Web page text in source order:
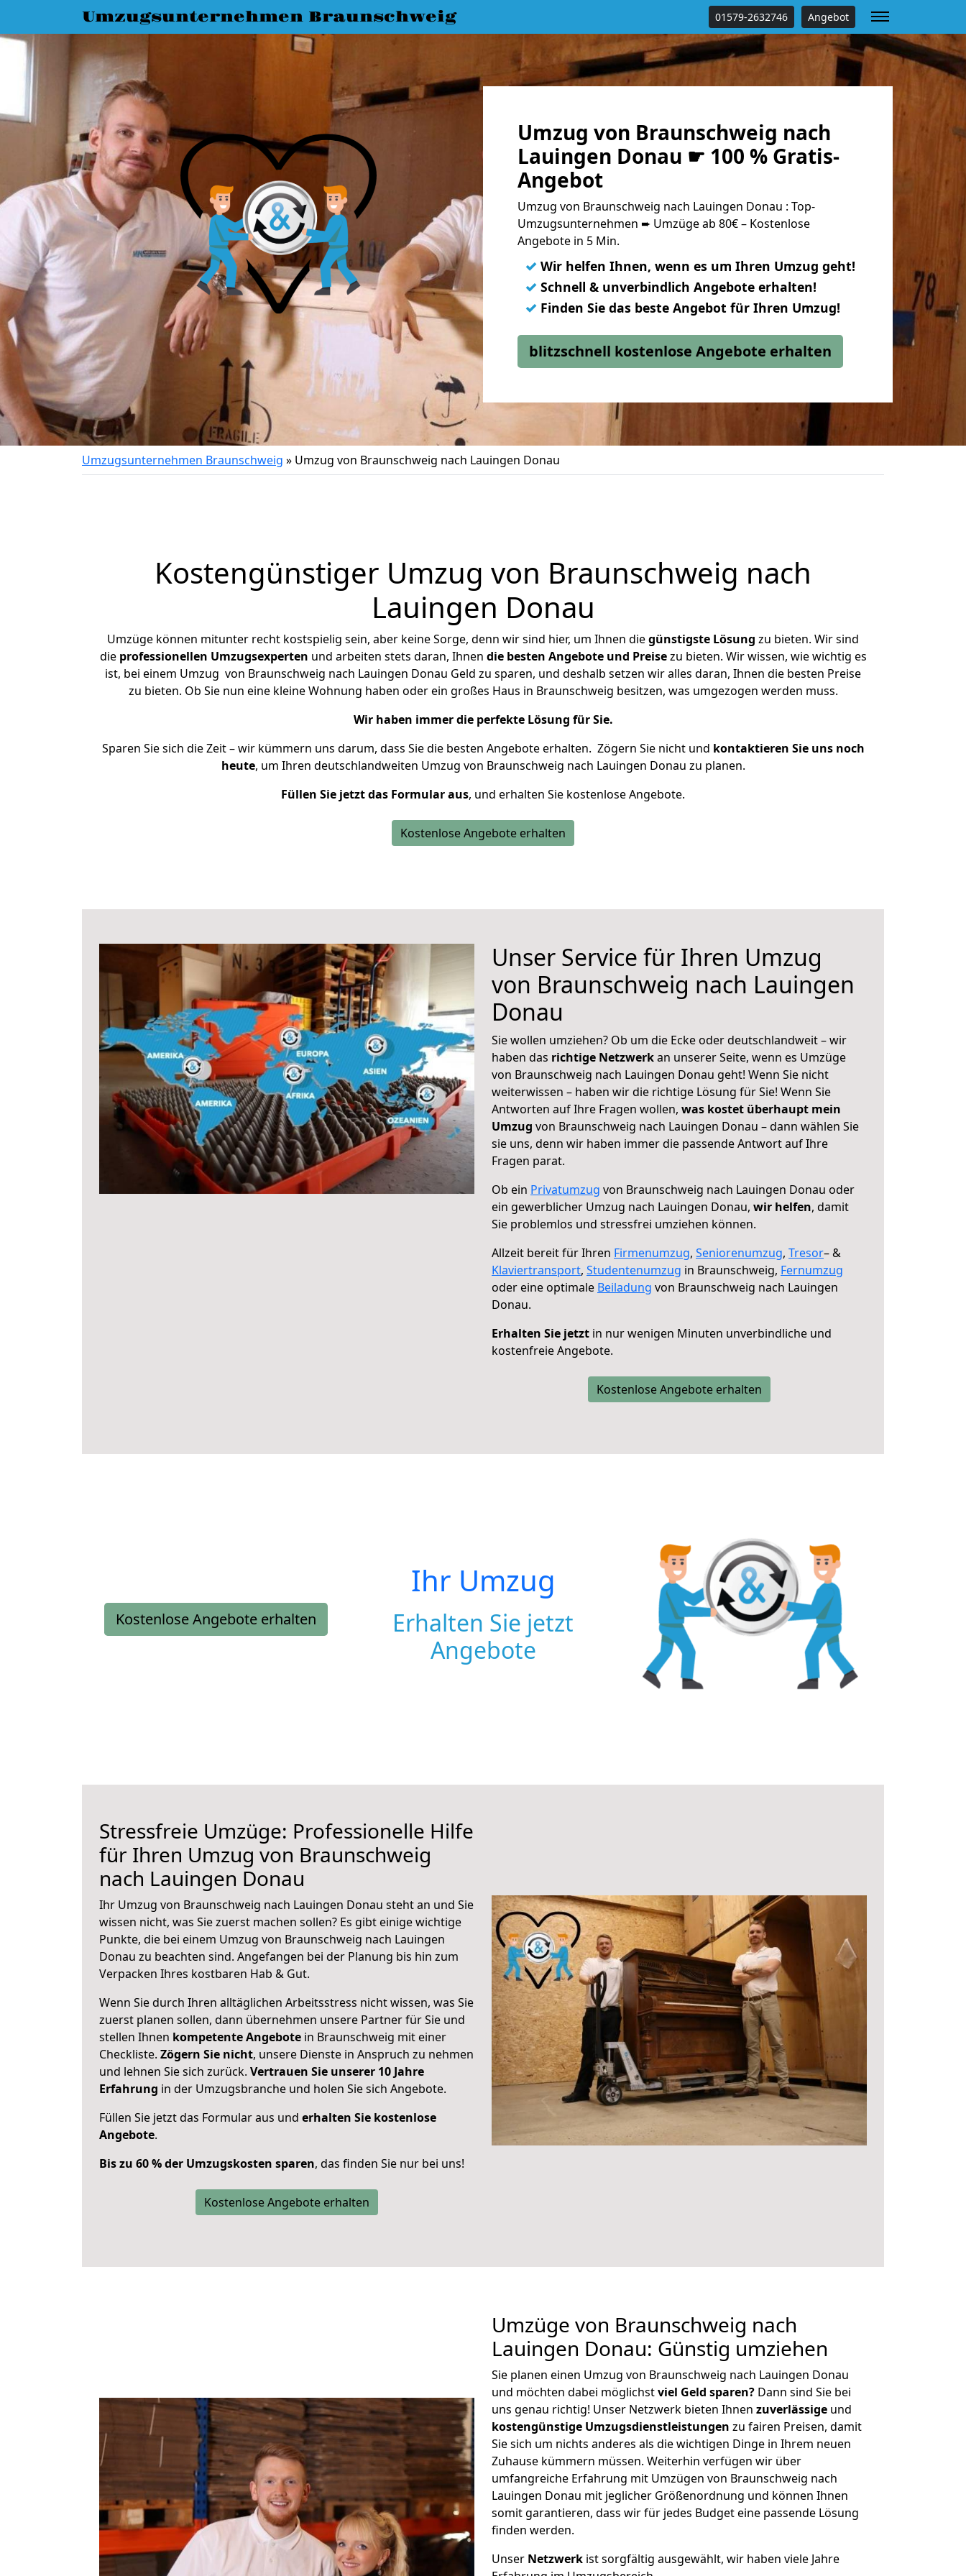
Umzugsunternehmen Braunschweig 01579-2632746 Angebot
Umzug von Braunschweig nach
Lauingen Donau ☛ 100 % Gratis-
Angebot
Umzug von Braunschweig nach Lauingen Donau : Top-
Umzugsunternehmen ➨ Umzüge ab 80€ – Kostenlose
Angebote in 5 Min.
✓ Wir helfen Ihnen, wenn es um Ihren Umzug geht!
✓ Schnell & unverbindlich Angebote erhalten!
✓ Finden Sie das beste Angebot für Ihren Umzug!
blitzschnell kostenlose Angebote erhalten
Umzugsunternehmen Braunschweig » Umzug von Braunschweig nach Lauingen Donau
Kostengünstiger Umzug von Braunschweig nach
Lauingen Donau
Umzüge können mitunter recht kostspielig sein, aber keine Sorge, denn wir sind hier, um Ihnen diegünstigste Lösung zu bieten. Wir sind
die professionellen Umzugsexperten und arbeiten stets daran, Ihnen die besten Angebote und Preisezu bieten. Wir wissen, wie wichtig es
ist, bei einem Umzug von Braunschweig nach Lauingen Donau Geld zu sparen, und deshalb setzen wir alles daran, Ihnen die besten Preise
zu bieten. Ob Sie nun eine kleine Wohnung haben oder ein großes Haus in Braunschweig besitzen, was umgezogen werden muss.
Wir haben immer die perfekte Lösung für Sie.
Sparen Sie sich die Zeit – wir kümmern uns darum, dass Sie die besten Angebote erhalten. Zögern Sie nicht und kontaktieren Sie uns noch
heute, um Ihren deutschlandweiten Umzug von Braunschweig nach Lauingen Donau zu planen.
Füllen Sie jetzt das Formular aus, und erhalten Sie kostenlose Angebote.
Kostenlose Angebote erhalten
Unser Service für Ihren Umzug
von Braunschweig nach Lauingen
Donau
Sie wollen umziehen? Ob um die Ecke oder deutschlandweit – wir
haben das richtige Netzwerkan unserer Seite, wenn es Umzüge
von Braunschweig nach Lauingen Donau geht! Wenn Sie nicht
weiterwissen – haben wir die richtige Lösung für Sie! Wenn Sie
Antworten auf Ihre Fragen wollen, was kostet überhaupt mein
Umzug von Braunschweig nach Lauingen Donau – dann wählen Sie
sie uns, denn wir haben immer die passende Antwort auf Ihre
Fragen parat.
Ob ein Privatumzug von Braunschweig nach Lauingen Donau oder
ein gewerblicher Umzug nach Lauingen Donau, wir helfen, damit
Sie problemlos und stressfrei umziehen können.
Allzeit bereit für Ihren Firmenumzug, Seniorenumzug, Tresor– &
Klaviertransport, Studentenumzug in Braunschweig, Fernumzug
oder eine optimale Beiladung von Braunschweig nach Lauingen
Donau.
Erhalten Sie jetzt in nur wenigen Minuten unverbindliche und
kostenfreie Angebote.
Kostenlose Angebote erhalten
Kostenlose Angebote erhalten
Ihr Umzug
Erhalten Sie jetzt
Angebote
Stressfreie Umzüge: Professionelle Hilfe
für Ihren Umzug von Braunschweig
nach Lauingen Donau
Ihr Umzug von Braunschweig nach Lauingen Donau steht an und Sie
wissen nicht, was Sie zuerst machen sollen? Es gibt einige wichtige
Punkte, die bei einem Umzug von Braunschweig nach Lauingen
Donau zu beachten sind. Angefangen bei der Planung bis hin zum
Verpacken Ihres kostbaren Hab & Gut.
Wenn Sie durch Ihren alltäglichen Arbeitsstress nicht wissen, was Sie
zuerst planen sollen, dann übernehmen unsere Partner für Sie und
stellen Ihnen kompetente Angebote in Braunschweig mit einer
Checkliste. Zögern Sie nicht, unsere Dienste in Anspruch zu nehmen
und lehnen Sie sich zurück. Vertrauen Sie unserer 10 Jahre
Erfahrung in der Umzugsbranche und holen Sie sich Angebote.
Füllen Sie jetzt das Formular aus und erhalten Sie kostenlose
Angebote.
Bis zu 60 % der Umzugskosten sparen, das finden Sie nur bei uns!
Kostenlose Angebote erhalten
Umzüge von Braunschweig nach
Lauingen Donau: Günstig umziehen
Sie planen einen Umzug von Braunschweig nach Lauingen Donau
und möchten dabei möglichstviel Geld sparen? Dann sind Sie bei
uns genau richtig! Unser Netzwerk bieten Ihnen zuverlässige und
kostengünstige Umzugsdienstleistungen zu fairen Preisen, damit
Sie sich um nichts anderes als die wichtigen Dinge in Ihrem neuen
Zuhause kümmern müssen. Weiterhin verfügen wir über
umfangreiche Erfahrung mit Umzügen von Braunschweig nach
Lauingen Donau mit jeglicher Größenordnung und können Ihnen
somit garantieren, dass wir für jedes Budget eine passende Lösung
finden werden.
Unser Netzwerk ist sorgfältig ausgewählt, wir haben viele Jahre